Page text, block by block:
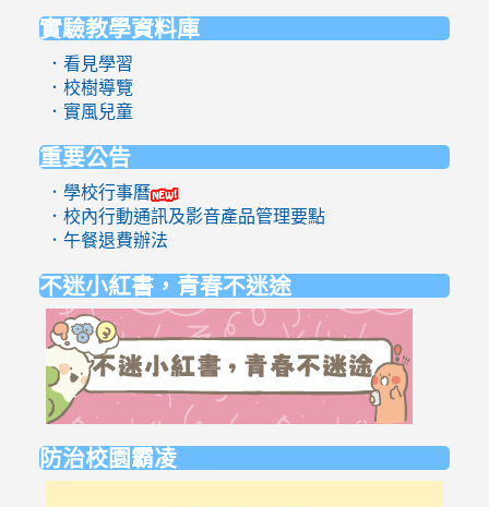
實驗教學資料庫
．看見學習
．校樹導覽
．實風兒童
重要公告
．學校行事曆
．校內行動通訊及影音產品管理要點
．午餐退費辦法
不迷小紅書，青春不迷途
防治校園霸凌